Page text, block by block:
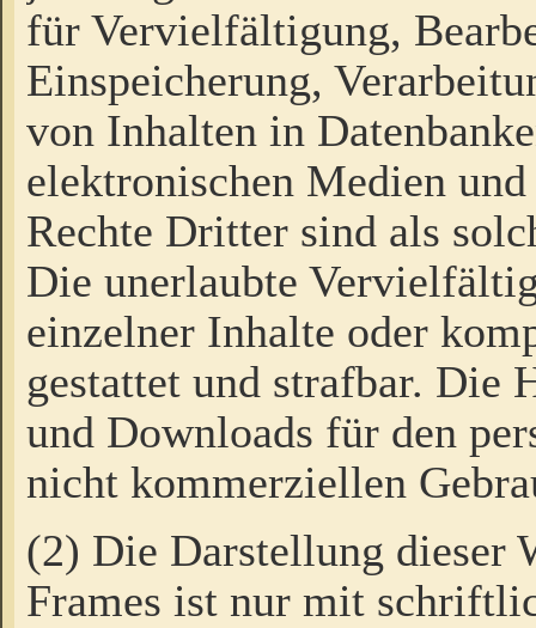
für Vervielfältigung,
Einspeicherung,
von Inhalten in
elektronischen Medien
Rechte Dritter sind als
Die unerlaubte
einzelner Inhalte oder
gestattet und strafbar. Die
und Downloads für den
nicht kommerziellen
(2) Die Darstellung dieser
Frames ist nur mit